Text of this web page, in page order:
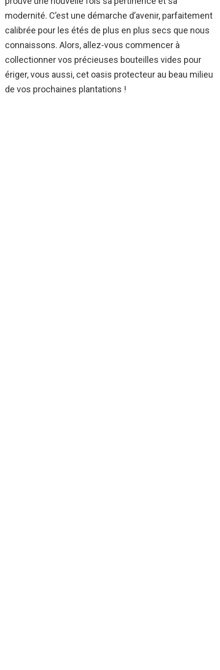
modernité. C’est une démarche d’avenir, parfaitement
calibrée pour les étés de plus en plus secs que nous
connaissons. Alors, allez-vous commencer à
collectionner vos précieuses bouteilles vides pour
ériger, vous aussi, cet oasis protecteur au beau milieu
de vos prochaines plantations !